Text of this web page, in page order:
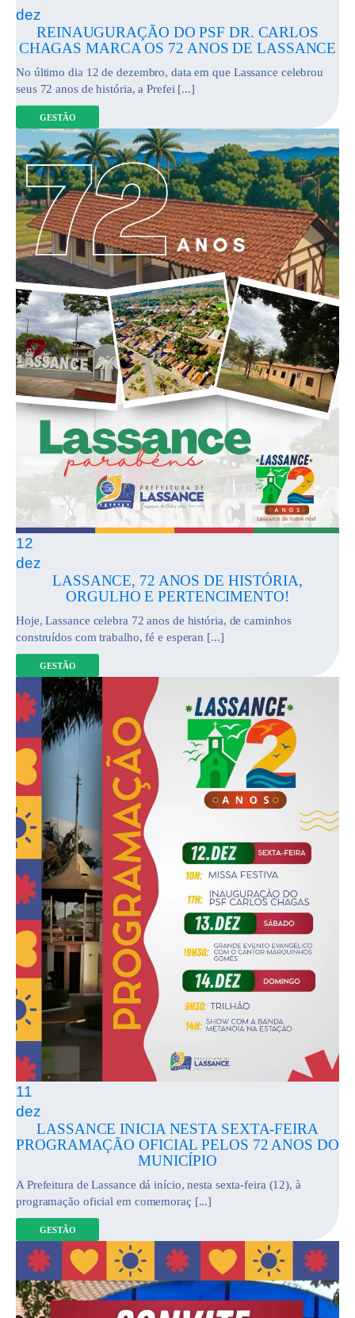
dez
REINAUGURAÇÃO DO PSF DR. CARLOS
CHAGAS MARCA OS 72 ANOS DE LASSANCE
No último dia 12 de dezembro, data em que Lassance celebrou
seus 72 anos de história, a Prefei [...]
GESTÃO
12
dez
LASSANCE, 72 ANOS DE HISTÓRIA,
ORGULHO E PERTENCIMENTO!
Hoje, Lassance celebra 72 anos de história, de caminhos
construídos com trabalho, fé e esperan [...]
GESTÃO
11
dez
LASSANCE INICIA NESTA SEXTA-FEIRA
PROGRAMAÇÃO OFICIAL PELOS 72 ANOS DO
MUNICÍPIO
A Prefeitura de Lassance dá início, nesta sexta-feira (12), à
programação oficial em comemoraç [...]
GESTÃO